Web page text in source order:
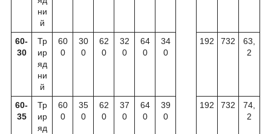
ни
й
60-
30
Тр
ир
яд
ни
й
60
0
30
0
62
0
32
0
64
0
34
0
192 732
63,
2
60-
35
Тр
ир
яд
60
0
35
0
62
0
37
0
64
0
39
0
192 732
74,
2